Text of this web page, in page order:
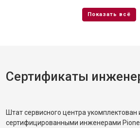
Сертификаты
Штат сервисного центра укомплектован
сертифицированными инженерами